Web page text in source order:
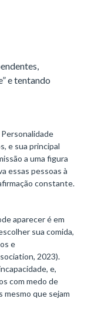
e tentando
e sua principal
a uma figura
essas pessoas à
constante.
aparecer é em
sua comida,
e
2023).
e,
com medo de
que sejam